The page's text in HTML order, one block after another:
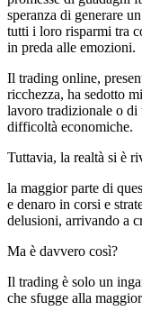
speranza di generare
tutti i loro risparmi tra
in preda alle emozioni.
Il trading online,
ricchezza, ha sedotto
lavoro tradizionale o di
difficoltà economiche.
Tuttavia, la realtà si è
la maggior parte di
e denaro in corsi e
delusioni, arrivando a
Ma è davvero così?
Il trading è solo un
che sfugge alla